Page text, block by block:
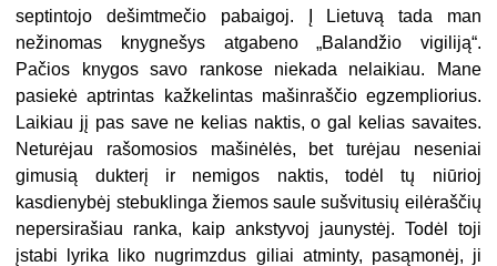
septintojo dešimtmečio pabaigoj. Į Lietuvą tada man
nežinomas knygnešys atgabeno „Balandžio vigiliją“.
Pačios knygos savo rankose niekada nelaikiau. Mane
pasiekė aptrintas kažkelintas mašinraščio egzempliorius.
Laikiau jį pas save ne kelias naktis, o gal kelias savaites.
Neturėjau rašomosios mašinėlės, bet turėjau neseniai
gimusią dukterį ir nemigos naktis, todėl tų niūrioj
kasdienybėj stebuklinga žiemos saule sušvitusių eilėraščių
nepersirašiau ranka, kaip ankstyvoj jaunystėj. Todėl toji
įstabi lyrika liko nugrimzdus giliai atminty, pasąmonėj, ji